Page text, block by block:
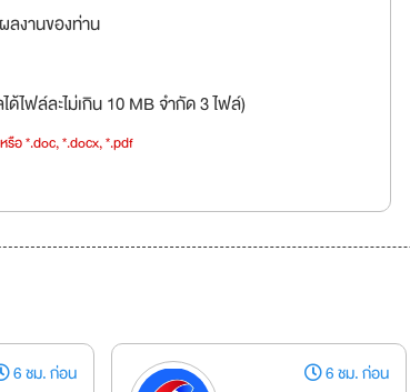
ลงานของท่าน
ไฟล์ละไม่เกิน 10 MB จำกัด 3 ไฟล์)
รือ *.doc, *.docx, *.pdf
6 ชม. ก่อน 6 ชม. ก่อน